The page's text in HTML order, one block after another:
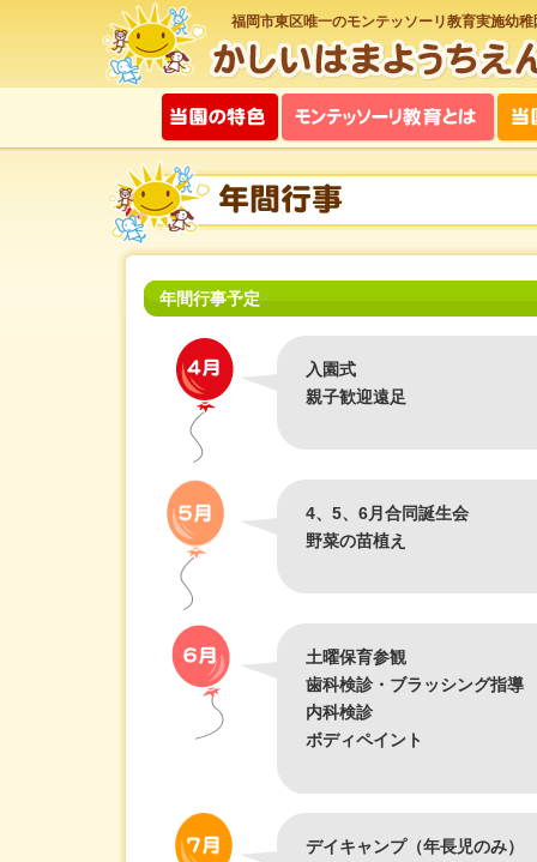
福岡市東区唯一のモンテッソーリ教育実施幼稚
年間行事予定
入園式
親子歓迎遠足
4、5、6月合同誕生会
野菜の苗植え
土曜保育参観
歯科検診・ブラッシング指導
内科検診
ボディペイント
デイキャンプ（年長児のみ）